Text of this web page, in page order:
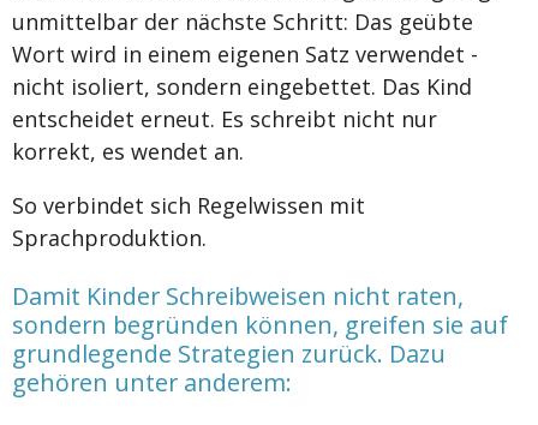
unmittelbar der nächste Schritt: Das geübte
Wort wird in einem eigenen Satz verwendet -
nicht isoliert, sondern eingebettet. Das Kind
entscheidet erneut. Es schreibt nicht nur
korrekt, es wendet an.
So verbindet sich Regelwissen mit
Sprachproduktion.
Damit Kinder Schreibweisen nicht raten,
sondern begründen können, greifen sie auf
grundlegende Strategien zurück. Dazu
gehören unter anderem: